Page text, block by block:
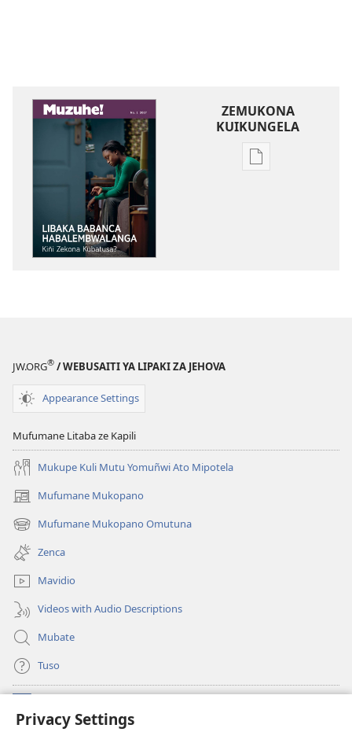
Privacy Settings
ZEMUKONA
KUIKUNGELA
Mukete
JW.ORG® / WEBUSAITI YA LIPAKI ZA JEHOVA
Appearance Settings
Mufumane Litaba ze Kapili
Mukupe Kuli Mutu Yomuñwi Ato Mipotela
Mufumane Mukopano
(opens
new
window)
Mufumane Mukopano Omutuna
(opens
new
window)
Zenca
Mavidio
Videos with Audio Descriptions
Mubate
Tuso
(opens
new